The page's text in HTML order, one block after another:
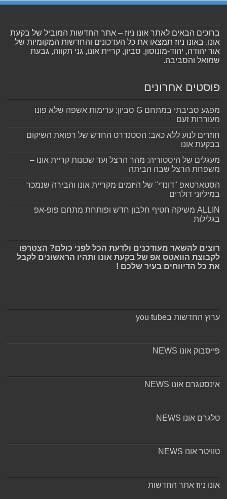
ברוכים הבאים לאתר אונו ניוז – אתר החדשות המוביל של בקעת
אונו. באונו ניוז תמצאו את כל העדכונים והחדשות המקומיות של
אור יהודה, יהוד-מונוסון, סביון, קריית אונו, גני תקווה, גבעת
שמואל והסביבה.
פוסטים אחרונים
מפגע סביבתי במתחם G סביון: ערימות אשפה שלא פונו
מעוררות זעם
חוזרים לנוע ללא כאב: הסטנדרט החדש של רפואת השיקום
בבקעת אונו
מעגלים של היסטוריה: מהר הרצל ועד שכונות קריית אונו –
משפחת הרצל שבה הביתה
הסטארטאפ "דונדי" של היזמים מקריית אונו והבירה שנמכר
במיליוני דולרים
ALLIN משיקה חטיף חלבון חדש ופותחת מתחם פופ-אפ
בגלילות
רוצים להשאר מעודכנים ולדעת הכל לפני כולם? הצטרפו
לקבוצת הוואטס אפ של בקעת אונו ותהיו הראשונים לקבל
את כל הדיווחים בעיר שלכם !
ערוץ החדשות בyou tube
פייסבוק אונו NEWS
אינסטגרם אונו NEWS
טלגרם אונו NEWS
טוויטר אונו NEWS
אונו ניוז אתר החדשות